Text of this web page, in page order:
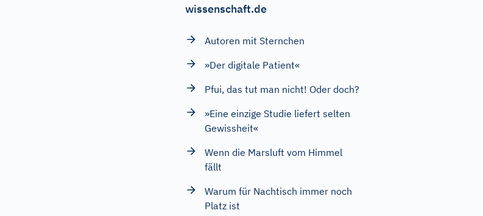
wissenschaft.de
Autoren mit Sternchen
»Der digitale Patient«
Pfui, das tut man nicht! Oder doch?
»Eine einzige Studie liefert selten
Gewissheit«
Wenn die Marsluft vom Himmel
fällt
Warum für Nachtisch immer noch
Platz ist